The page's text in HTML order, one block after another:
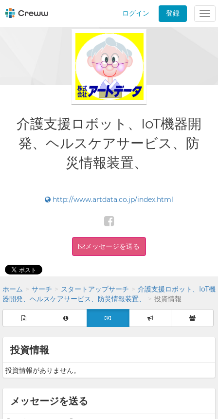
ログイン 登録
介護支援ロボット、IoT機器開
発、ヘルスケアサービス、防
災情報装置、
http://www.artdata.co.jp/index.html
メッセージを送る
ホーム サーチ スタートアップサーチ
介護支援ロボット、IoT機
器開発、ヘルスケアサービス、防災情報装置、
投資情報
投資情報
投資情報がありません。
メッセージを送る